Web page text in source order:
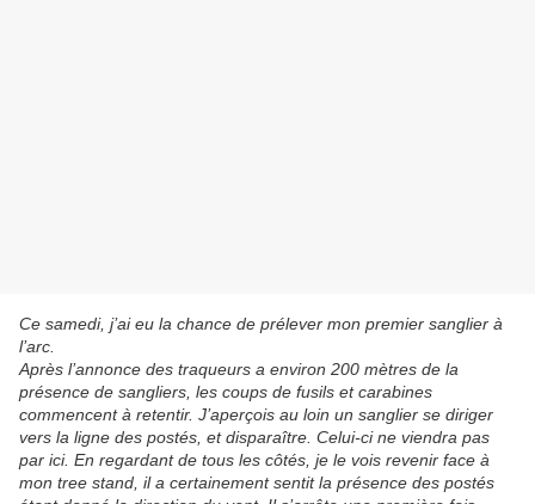
Ce samedi, j’ai eu la chance de prélever mon premier sanglier à
l’arc.
Après l’annonce des traqueurs a environ 200 mètres de la
présence de sangliers, les coups de fusils et carabines
commencent à retentir. J’aperçois au loin un sanglier se diriger
vers la ligne des postés, et disparaître. Celui-ci ne viendra pas
par ici. En regardant de tous les côtés, je le vois revenir face à
mon tree stand, il a certainement sentit la présence des postés